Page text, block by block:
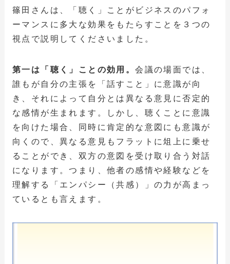
篠田さんは、「聴く」ことがビジネスのパフォ
ーマンスに多大な効果をもたらすことを３つの
視点で説明してくださいました。
第一は「聴く」ことの効用。会議の場面では、
誰もが自分の主張を「話すこと」に意識が向
き、それによって自分とは異なる意見に否定的
な感情が生まれます。しかし、聴くことに意識
を向けた場合、同時に肯定的な意図にも意識が
向くので、異なる意見もフラットに俎上に乗せ
ることができ、双方の意図を受け取り合う対話
になります。つまり、他者の感情や経験などを
理解する「エンパシー（共感）」の力が高まっ
ているとも言えます。